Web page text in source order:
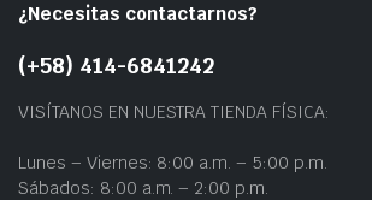
¿Necesitas contactarnos?
(+58) 414-6841242
VISÍTANOS EN NUESTRA TIENDA FÍSICA:
Lunes – Viernes: 8:00 a.m. – 5:00 p.m.
Sábados: 8:00 a.m. – 2:00 p.m.